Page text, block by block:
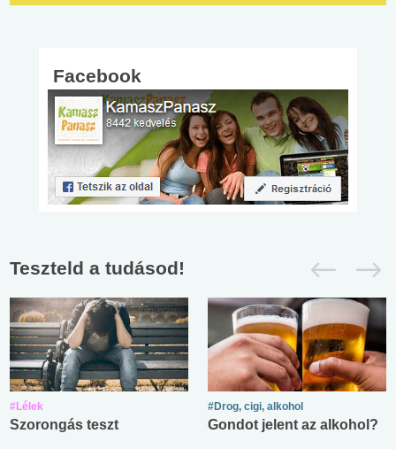
Facebook
Teszteld a tudásod!
#Lélek
Szorongás teszt
#Drog, cigi, alkohol
Gondot jelent az alkohol?